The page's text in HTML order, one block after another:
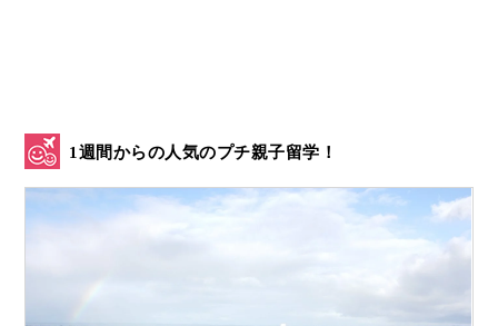
1週間からの人気のプチ親子留学！